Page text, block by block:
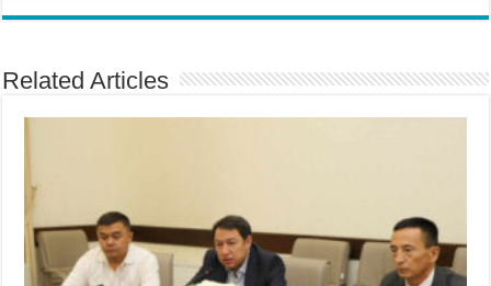
Related Articles